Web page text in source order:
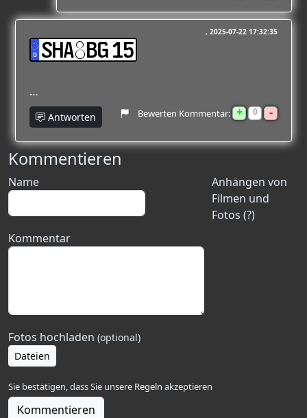
SHA:BG 15
2025-07-22 17:32:35
…
Antworten Bewerten Kommentar: + 0 -
Kommentieren
Anhängen von
Filmen und
Fotos (?)
Name
Kommentar
Fotos hochladen (optional)
Dateien
Sie bestätigen, dass Sie unsere Regeln akzeptieren
Kommentieren